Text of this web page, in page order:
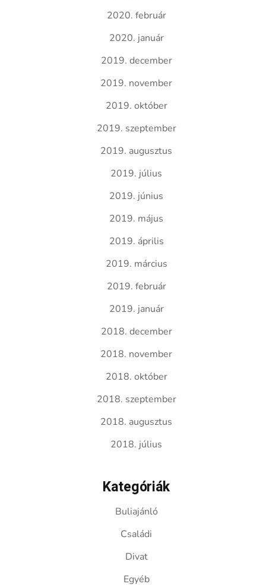
2020. február
2020. január
2019. december
2019. november
2019. október
2019. szeptember
2019. augusztus
2019. július
2019. június
2019. május
2019. április
2019. március
2019. február
2019. január
2018. december
2018. november
2018. október
2018. szeptember
2018. augusztus
2018. július
Kategóriák
Buliajánló
Családi
Divat
Egyéb